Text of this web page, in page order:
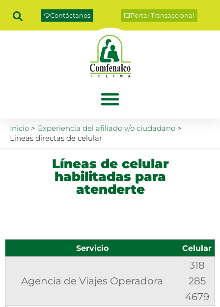
Portal Transaccional
Contáctanos
Inicio
Experiencia del afiliado y/o ciudadano
Líneas directas de celular
Líneas de celular
habilitadas para
atenderte
Servicio Celular
Agencia de Viajes Operadora
318
285
4679